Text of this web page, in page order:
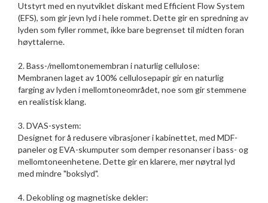
Utstyrt med en nyutviklet diskant med Efficient Flow System
(EFS), som gir jevn lyd i hele rommet. Dette gir en spredning av
lyden som fyller rommet, ikke bare begrenset til midten foran
høyttalerne.
2. Bass-/mellomtonemembran i naturlig cellulose:
Membranen laget av 100% cellulosepapir gir en naturlig
farging av lyden i mellomtoneområdet, noe som gir stemmene
en realistisk klang.
3. DVAS-system:
Designet for å redusere vibrasjoner i kabinettet, med MDF-
paneler og EVA-skumputer som demper resonanser i bass- og
mellomtoneenhetene. Dette gir en klarere, mer nøytral lyd
med mindre "bokslyd".
4. Dekobling og magnetiske dekler: